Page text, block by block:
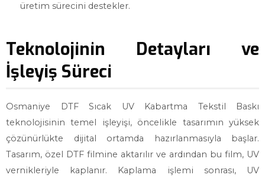
üretim sürecini destekler.
Teknolojinin Detayları ve
İşleyiş Süreci
Osmaniye DTF Sıcak UV Kabartma Tekstil Baskı
teknolojisinin temel işleyişi, öncelikle tasarımın yüksek
çözünürlükte dijital ortamda hazırlanmasıyla başlar.
Tasarım, özel DTF filmine aktarılır ve ardından bu film, UV
vernikleriyle kaplanır. Kaplama işlemi sonrası, UV